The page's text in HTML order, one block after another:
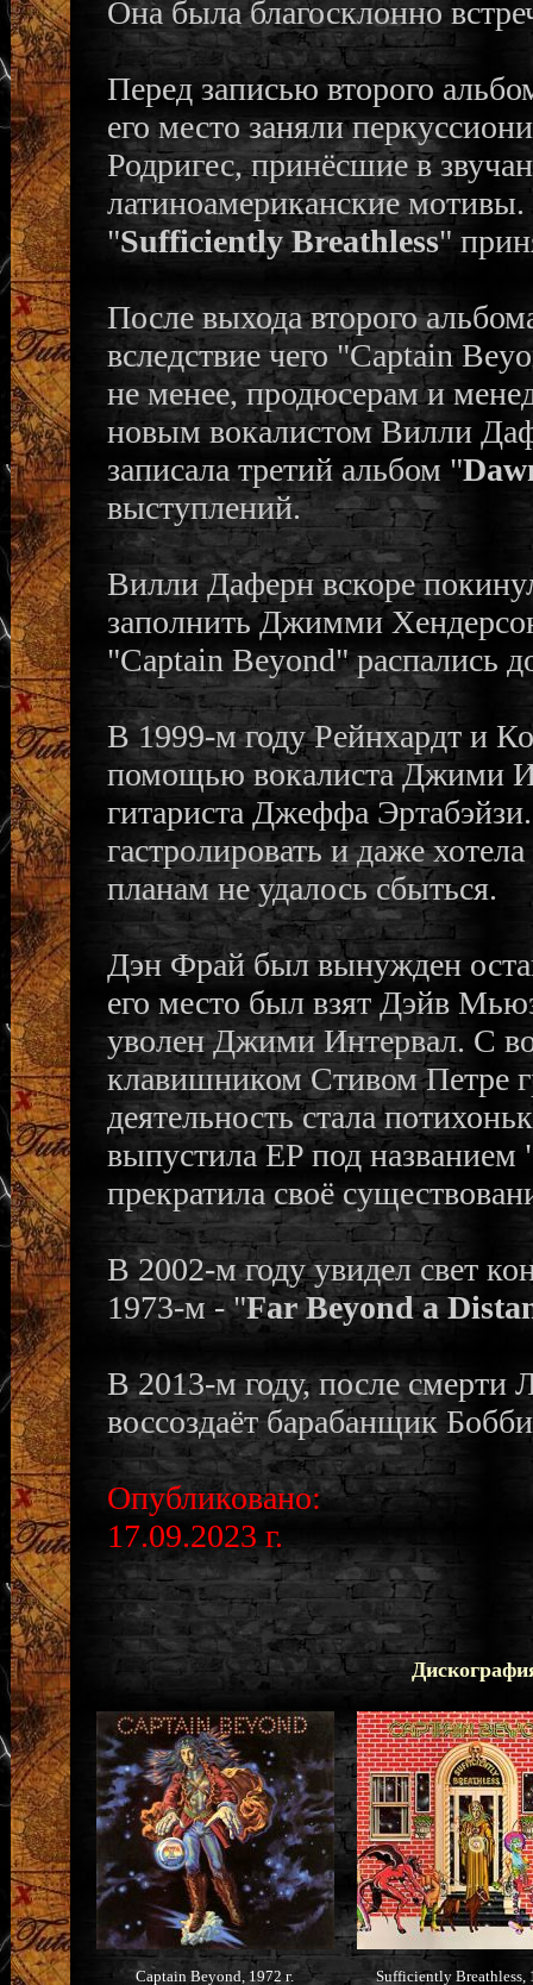
Она была благосклонно
Перед записью второго
его место заняли
Родригес, принёсшие в
латиноамериканские
"Sufficiently Breathless"
После выхода второго
вследствие чего "Captain
не менее, продюсерам и
новым вокалистом Вилли
записала третий альбом "
выступлений.
Вилли Даферн вскоре
заполнить Джимми
"Captain Beyond" распались
В 1999-м году Рейнхардт и
помощью вокалиста Джими
гитариста Джеффа
гастролировать и даже
планам не удалось сбыться.
Дэн Фрай был вынужден
его место был взят Дэйв
уволен Джими Интервал. С
клавишником Стивом Петре
деятельность стала
выпустила EP под названием
прекратила своё
В 2002-м году увидел свет
1973-м - "Far Beyond a
В 2013-м году, после смерти
воссоздаёт барабанщик
Опубликовано:
17.09.2023 г.
Captain Beyond, 1972 г. Sufficiently Breathless,